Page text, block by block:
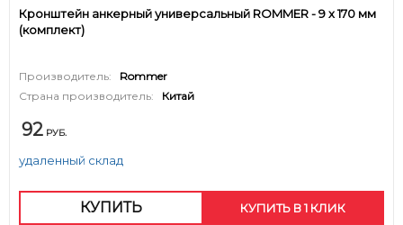
Кронштейн анкерный универсальный ROMMER - 9 x 170 мм
(комплект)
Производитель:
Rommer
Страна производитель:
Китай
92 РУБ.
удаленный склад
КУПИТЬ КУПИТЬ В 1 КЛИК